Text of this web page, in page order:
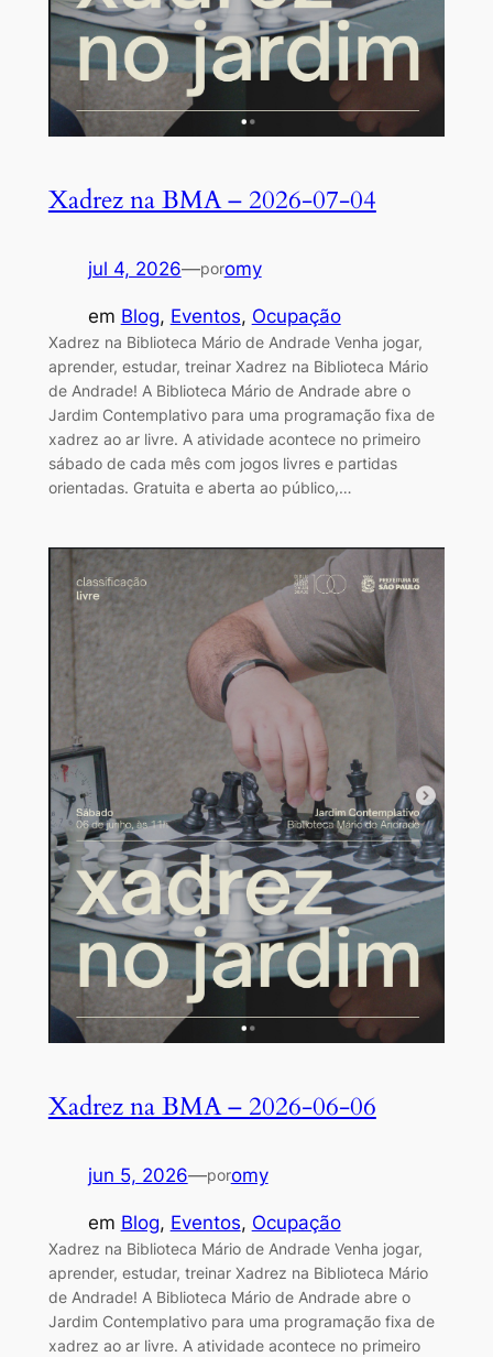
Xadrez na BMA – 2026-07-04
jul 4, 2026—poromy
em Blog, Eventos, Ocupação
Xadrez na Biblioteca Mário de Andrade Venha jogar,
aprender, estudar, treinar Xadrez na Biblioteca Mário
de Andrade! A Biblioteca Mário de Andrade abre o
Jardim Contemplativo para uma programação fixa de
xadrez ao ar livre. A atividade acontece no primeiro
sábado de cada mês com jogos livres e partidas
orientadas. Gratuita e aberta ao público,…
Xadrez na BMA – 2026-06-06
jun 5, 2026—poromy
em Blog, Eventos, Ocupação
Xadrez na Biblioteca Mário de Andrade Venha jogar,
aprender, estudar, treinar Xadrez na Biblioteca Mário
de Andrade! A Biblioteca Mário de Andrade abre o
Jardim Contemplativo para uma programação fixa de
xadrez ao ar livre. A atividade acontece no primeiro